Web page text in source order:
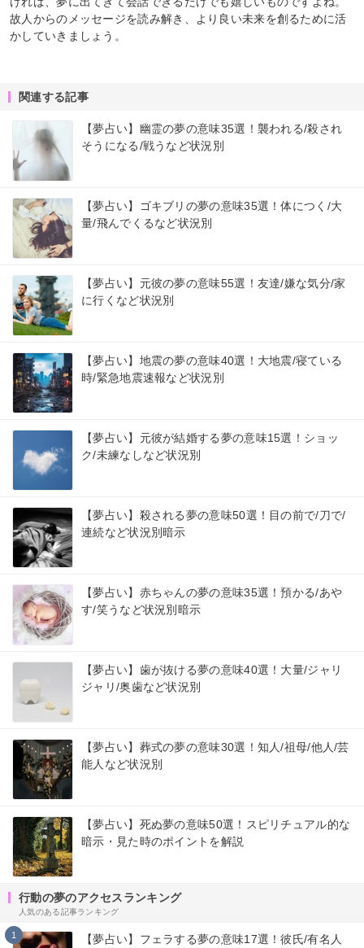
故人からのメッセージを読み解き、より良い未来を創るために活
かしていきましょう。
関連する記事
【夢占い】幽霊の夢の意味35選！襲われる/殺され
そうになる/戦うなど状況別
【夢占い】ゴキブリの夢の意味35選！体につく/大
量/飛んでくるなど状況別
【夢占い】元彼の夢の意味55選！友達/嫌な気分/家
に行くなど状況別
【夢占い】地震の夢の意味40選！大地震/寝ている
時/緊急地震速報など状況別
【夢占い】元彼が結婚する夢の意味15選！ショッ
ク/未練なしなど状況別
【夢占い】殺される夢の意味50選！目の前で/刀で/
連続など状況別暗示
【夢占い】赤ちゃんの夢の意味35選！預かる/あや
す/笑うなど状況別暗示
【夢占い】歯が抜ける夢の意味40選！大量/ジャリ
ジャリ/奥歯など状況別
【夢占い】葬式の夢の意味30選！知人/祖母/他人/芸
能人など状況別
【夢占い】死ぬ夢の意味50選！スピリチュアル的な
暗示・見た時のポイントを解説
行動の夢のアクセスランキング
人気のある記事ランキング
1
【夢占い】フェラする夢の意味17選！彼氏/有名人